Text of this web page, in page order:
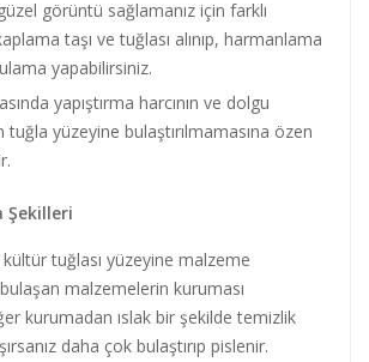
görüntü sağlamanız için farklı
taşı ve tuğlası alınıp, harmanlama
yapabilirsiniz.
yapıştırma harcının ve dolgu
yüzeyine bulaştırılmamasına özen
Şekilleri
kültür tuğlası yüzeyine malzeme
bulaşan malzemelerin kuruması
kurumadan ıslak bir şekilde temizlik
daha çok bulaştırıp pislenir.